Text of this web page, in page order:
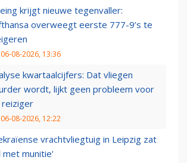
krijgt nieuwe tegenvaller:
overweegt eerste 777-9’s te
06-08-2026, 13:36
kwartaalcijfers: Dat vliegen
wordt, lijkt geen probleem voor
06-08-2026, 12:22
vrachtvliegtuig in Leipzig zat
met munitie'